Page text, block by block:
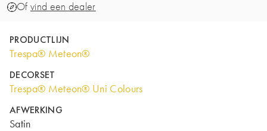
Of vind een dealer
PRODUCTLIJN
Trespa® Meteon®
DECORSET
Trespa® Meteon® Uni Colours
AFWERKING
Satin